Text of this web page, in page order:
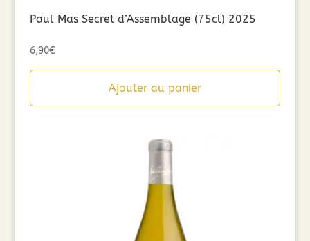
Paul Mas Secret d’Assemblage (75cl) 2025
6,90€
Ajouter au panier